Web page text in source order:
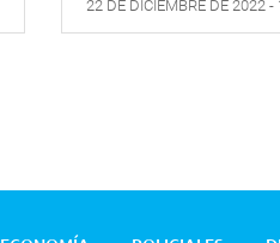
22 DE DICIEMBRE DE 2022 -